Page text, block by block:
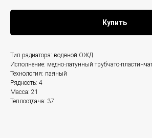
Купить
Тип радиатора: водяной ОЖД
Исполнение: медно-латунный трубчато-
Технология: паяный
Рядность: 4
Масса: 21
Теплоотдача: 37